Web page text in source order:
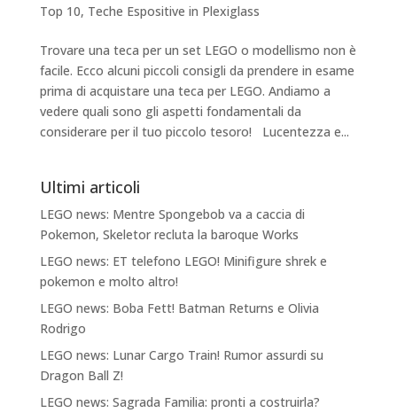
Top 10, Teche Espositive in Plexiglass
Trovare una teca per un set LEGO o modellismo non è
facile. Ecco alcuni piccoli consigli da prendere in esame
prima di acquistare una teca per LEGO. Andiamo a
vedere quali sono gli aspetti fondamentali da
considerare per il tuo piccolo tesoro! Lucentezza e...
Ultimi articoli
LEGO news: Mentre Spongebob va a caccia di
Pokemon, Skeletor recluta la baroque Works
LEGO news: ET telefono LEGO! Minifigure shrek e
pokemon e molto altro!
LEGO news: Boba Fett! Batman Returns e Olivia
Rodrigo
LEGO news: Lunar Cargo Train! Rumor assurdi su
Dragon Ball Z!
LEGO news: Sagrada Familia: pronti a costruirla?